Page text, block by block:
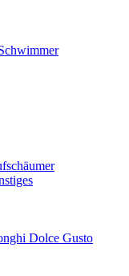
Dolce Gusto